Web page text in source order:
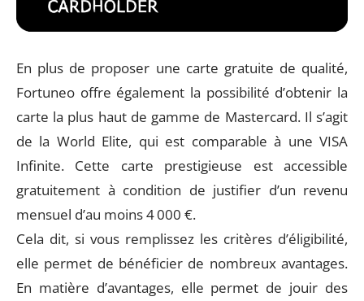
En plus de proposer une carte gratuite de qualité,
Fortuneo offre également la possibilité d’obtenir la
carte la plus haut de gamme de Mastercard. Il s’agit
de la World Elite, qui est comparable à une VISA
Infinite. Cette carte prestigieuse est accessible
gratuitement à condition de justifier d’un revenu
mensuel d’au moins 4 000 €.
Cela dit, si vous remplissez les critères d’éligibilité,
elle permet de bénéficier de nombreux avantages.
En matière d’avantages, elle permet de jouir des